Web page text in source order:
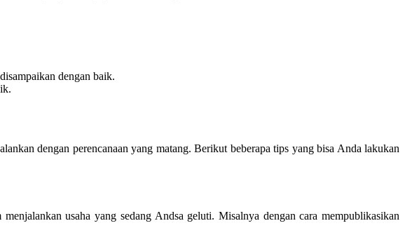
dengan baik.
dengan perencanaan yang matang. Berikut beberapa tips yang bisa Anda lakukan
usaha yang sedang Andsa geluti. Misalnya dengan cara mempublikasikan